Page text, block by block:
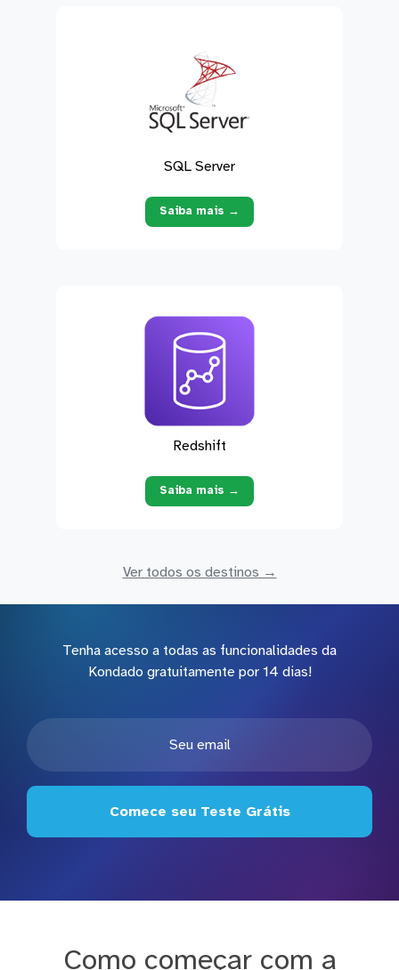
SQL Server
Saiba mais →
Redshift
Saiba mais →
Ver todos os destinos →
Tenha acesso a todas as funcionalidades da
Kondado gratuitamente por 14 dias!
Comece seu Teste Grátis
Como começar com a